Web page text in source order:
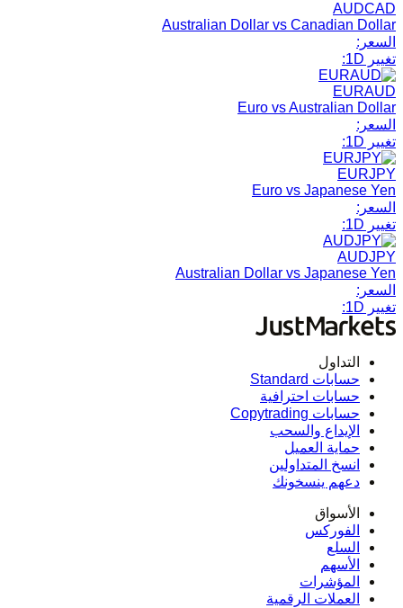
AUDCAD
Australian Dollar vs Canadian Dollar
السعر:
تغيير 1D:
EURAUD
Euro vs Australian Dollar
السعر:
تغيير 1D:
EURJPY
Euro vs Japanese Yen
السعر:
تغيير 1D:
AUDJPY
Australian Dollar vs Japanese Yen
السعر:
تغيير 1D:
التداول
حسابات Standard
حسابات احترافية
حسابات Copytrading
الإيداع والسحب
حماية العميل
انسخ المتداولين
دعهم ينسخونك
الأسواق
الفوركس
السلع
الأسهم
المؤشرات
العملات الرقمية